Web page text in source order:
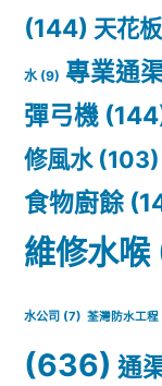
(144) 天花
水(9) 專業通
彈弓機
修風水(103)
食物廚餘
維修水喉
水公司 (7) 荃灣防水工程
(636) 通